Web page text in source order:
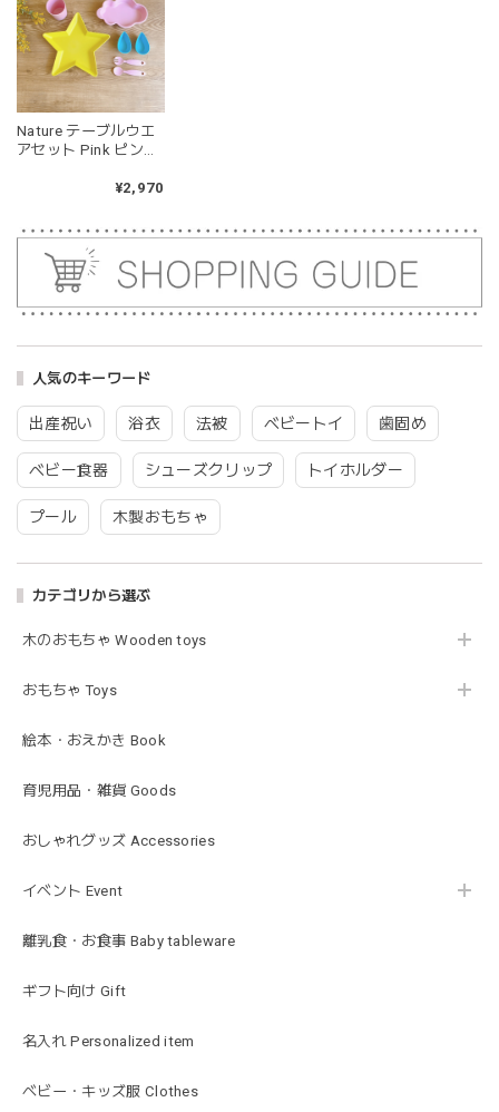
人気のキーワード
出産祝い 浴衣 法被 ベビートイ 歯固め
ベビー食器 シューズクリップ トイホルダー
プール 木製おもちゃ
カテゴリから選ぶ
木のおもちゃ Wooden toys
おもちゃ Toys
絵本・おえかき Book
育児用品・雑貨 Goods
おしゃれグッズ Accessories
イベント Event
離乳食・お食事 Baby tableware
ギフト向け Gift
名入れ Personalized item
ベビー・キッズ服 Clothes
ても可愛いです。また、シリコン製なので哺乳瓶と一緒に洗
ったり除菌できたり常に清潔に保てるのも嬉しいです。
moca
2026/04/24
耳の部分が咥えやすいようでよく遊んでいます。木の部分は
ますが、見た目が可愛くて満足です。
gray
2026/03/26
グレーを購入しました！手持ちのビブより少し小さい作りで
したがかわいいので問題なし^ ^ありがとうございました♡
2026/02/21
この度は迅速丁寧な対応をありがとうございました(^^) 梱包
も素敵で嬉しいです。
2026/01/17
出産祝いで渡しました。友人がとても喜んでおりました！可
Nature テーブルウエ
アセット Pink ピンク
¥2,970